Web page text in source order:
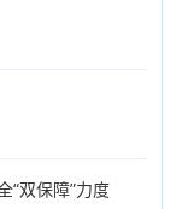
“双保障”力度